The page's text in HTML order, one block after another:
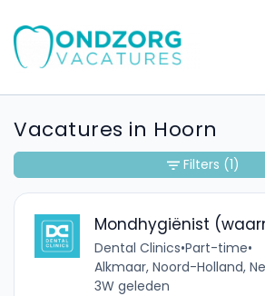
Vacatures in Hoorn
Mondhygiënist
Dental Clinics•Part-time•
Alkmaar, Noord-Holland,
3W geleden
Filters (1)